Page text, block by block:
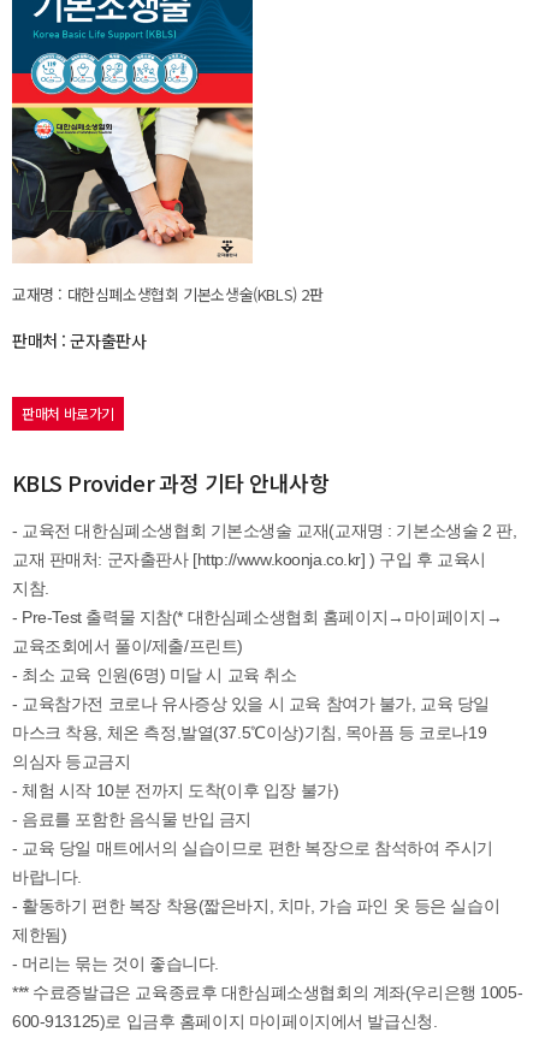
교재명 : 대한심폐소생협회 기본소생술(KBLS) 2판
판매처 : 군자출판사
판매처 바로가기
KBLS Provider 과정 기타 안내사항